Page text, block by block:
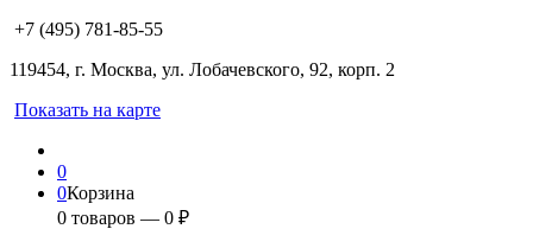
+7 (495) 781-85-55
119454, г. Москва, ул. Лобачевского, 92, корп. 2
Показать на карте
0
0Корзина
0 товаров — 0 ₽